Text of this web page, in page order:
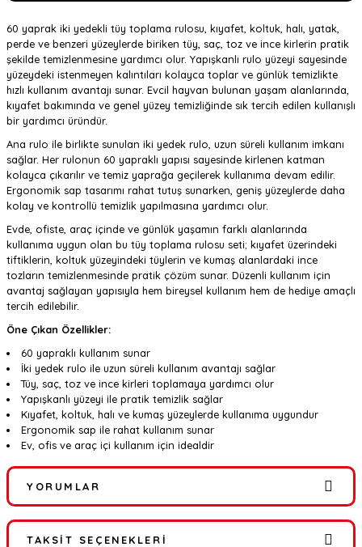
60 yaprak iki yedekli tüy toplama rulosu, kıyafet, koltuk, halı, yatak,
perde ve benzeri yüzeylerde biriken tüy, saç, toz ve ince kirlerin pratik
şekilde temizlenmesine yardımcı olur. Yapışkanlı rulo yüzeyi sayesinde
yüzeydeki istenmeyen kalıntıları kolayca toplar ve günlük temizlikte
hızlı kullanım avantajı sunar. Evcil hayvan bulunan yaşam alanlarında,
kıyafet bakımında ve genel yüzey temizliğinde sık tercih edilen kullanışlı
bir yardımcı üründür.
Ana rulo ile birlikte sunulan iki yedek rulo, uzun süreli kullanım imkanı
sağlar. Her rulonun 60 yapraklı yapısı sayesinde kirlenen katman
kolayca çıkarılır ve temiz yaprağa geçilerek kullanıma devam edilir.
Ergonomik sap tasarımı rahat tutuş sunarken, geniş yüzeylerde daha
kolay ve kontrollü temizlik yapılmasına yardımcı olur.
Evde, ofiste, araç içinde ve günlük yaşamın farklı alanlarında
kullanıma uygun olan bu tüy toplama rulosu seti; kıyafet üzerindeki
tiftiklerin, koltuk yüzeyindeki tüylerin ve kumaş alanlardaki ince
tozların temizlenmesinde pratik çözüm sunar. Düzenli kullanım için
avantaj sağlayan yapısıyla hem bireysel kullanım hem de hediye amaçlı
tercih edilebilir.
Öne Çıkan Özellikler:
60 yapraklı kullanım sunar
İki yedek rulo ile uzun süreli kullanım avantajı sağlar
Tüy, saç, toz ve ince kirleri toplamaya yardımcı olur
Yapışkanlı yüzeyi ile pratik temizlik sağlar
Kıyafet, koltuk, halı ve kumaş yüzeylerde kullanıma uygundur
Ergonomik sap ile rahat kullanım sunar
Ev, ofis ve araç içi kullanım için idealdir
YORUMLAR
TAKSIT SEÇENEKLERI